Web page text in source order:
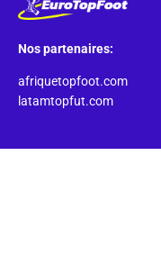
Nos partenaires:
afriquetopfoot.com
latamtopfut.com